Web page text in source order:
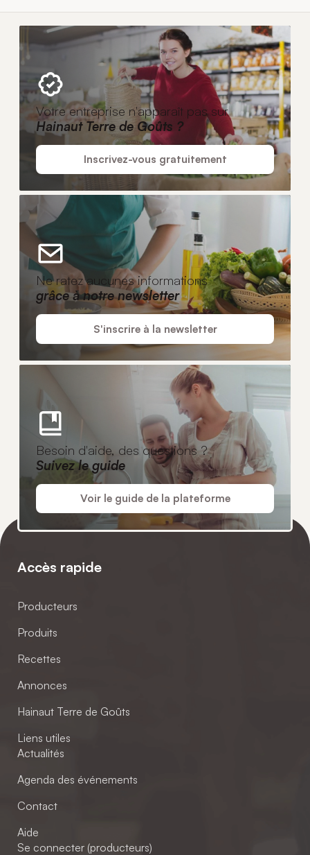
Votre entreprise n'apparaît pas sur
Hainaut Terre de Goûts ?
Inscrivez-vous gratuitement
Ne ratez aucunes informations
grâce à notre newsletter
S'inscrire à la newsletter
Besoin d'aide, des questions ?
Suivez le guide
Voir le guide de la plateforme
Accès rapide
Producteurs
Produits
Recettes
Annonces
Hainaut Terre de Goûts
Liens utiles
Actualités
Agenda des événements
Contact
Aide
Se connecter (producteurs)